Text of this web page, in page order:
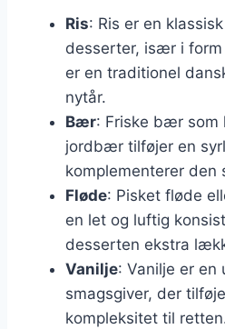
Ris: Ris er en
desserter, især i
er en traditionel
nytår.
Bær: Friske bær
jordbær tilføjer en
komplementerer den
Fløde: Pisket fløde
en let og luftig
desserten ekstra
Vanilje: Vanilje er en
smagsgiver, der
kompleksitet til